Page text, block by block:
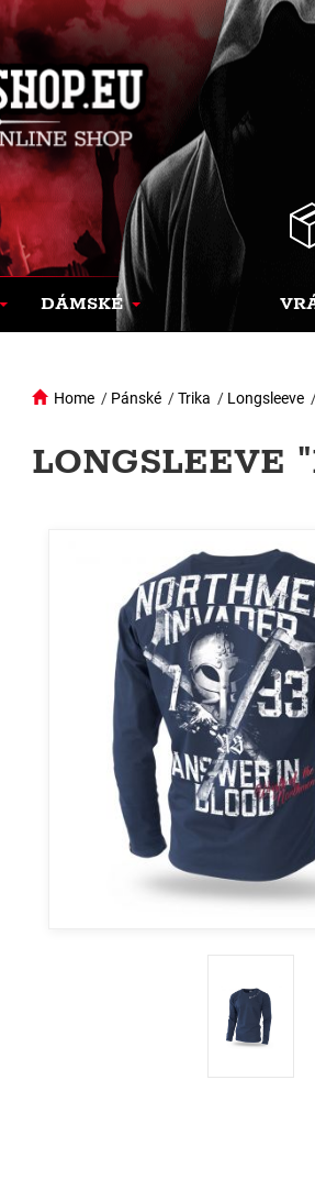
DÁMSKÉ
Home / Pánské /Trika / Longsleeve
LONGSLEEVE